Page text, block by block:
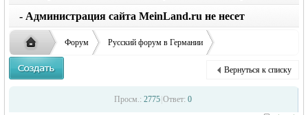
его смысл
последует удаление объявления
- Администрация сайта MeinLand.ru не несет
ответственности за содержание размещенных
объявлений
Форум Русский форум в Германии
Объявления в Германии Предлагаю работу в Германии
Предлагаю работу в районе Мю ...
Вернуться к списку
Просм.: 2775 Ответ: 0